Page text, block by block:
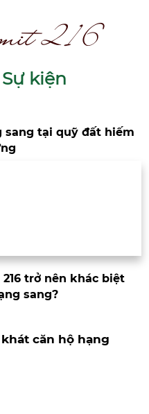
216
kiện
sang tại quỹ đất hiếm
trở nên khác biệt
sang?
căn hộ hạng